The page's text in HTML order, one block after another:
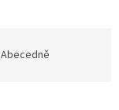
Abecedně